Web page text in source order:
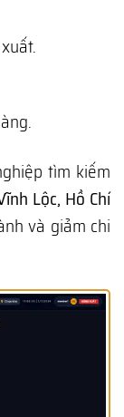
tìm kiếm
Lộc, Hồ Chí
và giảm chi